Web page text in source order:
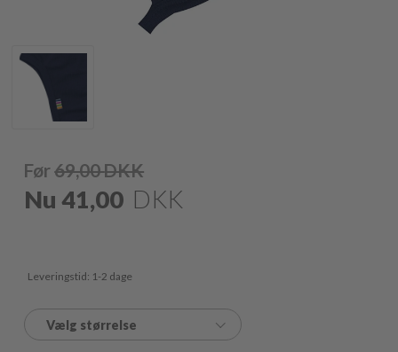
Før69,00DKK
Nu41,00 DKK
Leveringstid: 1-2 dage
Vælg størrelse